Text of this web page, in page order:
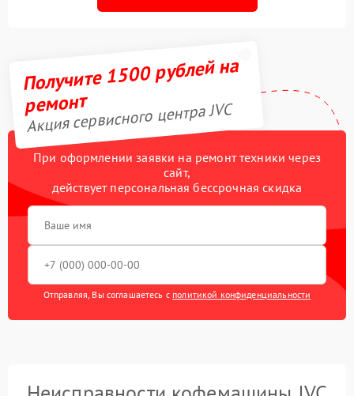
Получите 1500 рублей на
ремонт
Акция сервисного центра JVC
При оформлении заявки на ремонт техники через
сайт,
действует персональная бессрочная скидка
Отправляя, Вы соглашаетесь с политикой конфиденциальности